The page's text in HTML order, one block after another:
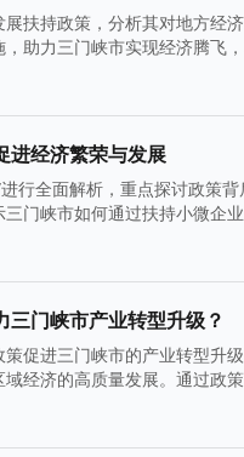
扶持政策，分析其对地方经
助力三门峡市实现经济腾飞
进经济繁荣与发展
行全面解析，重点探讨政策
门峡市如何通过扶持小微企
门峡市产业转型升级？
促进三门峡市的产业转型升
经济的高质量发展。通过政